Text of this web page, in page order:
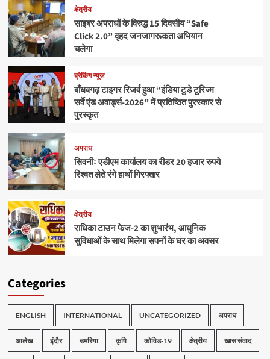
क्षेत्रीय
साइबर अपराधों के विरुद्ध 15 दिवसीय “Safe
Click 2.0” वृहद जनजागरूकता अभियान
चलेगा
ब्रेकिंग न्यूज
बाँधवगढ़ टाइगर रिजर्व हुआ “इंडिया टुडे टूरिज्म
सर्वे एंड अवार्ड्स-2026” में प्रतिष्ठित पुरस्कार से
पुरस्कृत
अपराध
सिवनीः एडीएम कार्यालय का रीडर 20 हजार रुपये
रिश्वत लेते रंगे हाथों गिरफ्तार
क्षेत्रीय
राधिका टाउन फेज-2 का शुभारंभ, आधुनिक
सुविधाओं के साथ मिलेगा सपनों के घर का अवसर
Categories
ENGLISH INTERNATIONAL UNCATEGORIZED अपराध
आलेख इंदौर उमरिया कृषि कोविड-19 क्षेत्रीय खास संवाद